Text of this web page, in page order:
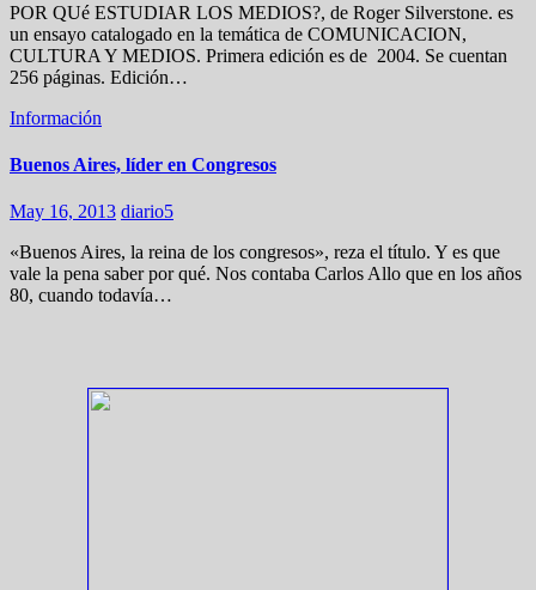
POR QUé ESTUDIAR LOS MEDIOS?, de Roger Silverstone. es
un ensayo catalogado en la temática de COMUNICACION,
CULTURA Y MEDIOS. Primera edición es de 2004. Se cuentan
256 páginas. Edición…
Información
Buenos Aires, líder en Congresos
May 16, 2013 diario5
«Buenos Aires, la reina de los congresos», reza el título. Y es que
vale la pena saber por qué. Nos contaba Carlos Allo que en los años
80, cuando todavía…